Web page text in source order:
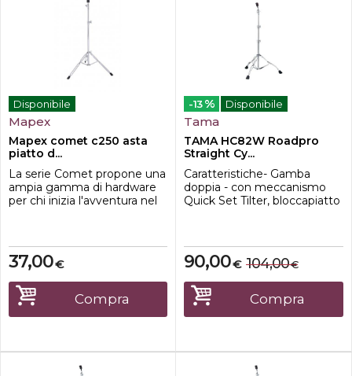
Disponibile
Mapex
Mapex comet c250 asta
piatto d...
La serie Comet propone una
ampia gamma di hardware
per chi inizia l'avventura nel
tutta la vita, inizia il tuo
viaggio con Comet e
diventa un Drummer for
Life!Caratteristiche-Asta a
due Sezioni-Gambe Doppie-
Pi...
€
37,00
Compra
-13 % Disponibile
Tama
TAMA HC82W Roadpro
Straight Cy...
Caratteristiche- Gamba
doppia - con meccanismo
Quick Set Tilter, bloccapiatto
€
90,00 €
104,00
Compra